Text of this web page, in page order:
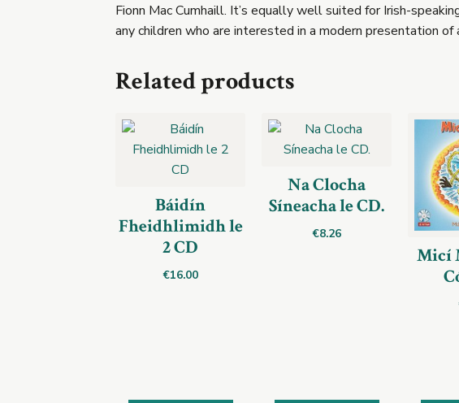
Fionn Mac Cumhaill. It’s equally well suited for Irish-
any children who are interested in a modern presentation of
Related products
Báidín
Fheidhlimidh le
2 CD
€16.00
Na Clocha
Síneacha le CD.
€8.26
Micí